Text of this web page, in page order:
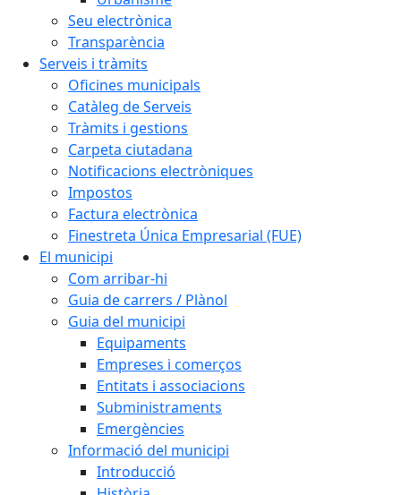
Seu electrònica
Transparència
Serveis i tràmits
Oficines municipals
Catàleg de Serveis
Tràmits i gestions
Carpeta ciutadana
Notificacions electròniques
Impostos
Factura electrònica
Finestreta Única Empresarial (FUE)
El municipi
Com arribar-hi
Guia de carrers / Plànol
Guia del municipi
Equipaments
Empreses i comerços
Entitats i associacions
Subministraments
Emergències
Informació del municipi
Introducció